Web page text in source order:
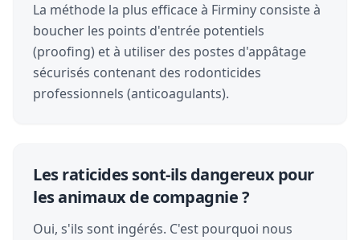
La méthode la plus efficace à Firminy consiste à
boucher les points d'entrée potentiels
(proofing) et à utiliser des postes d'appâtage
sécurisés contenant des rodonticides
professionnels (anticoagulants).
Les raticides sont-ils dangereux pour
les animaux de compagnie ?
Oui, s'ils sont ingérés. C'est pourquoi nous